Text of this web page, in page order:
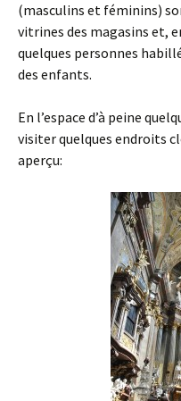
(masculins et féminins)
vitrines des magasins et,
quelques personnes
des enfants.
En l’espace d’à peine
visiter quelques endroits
aperçu: